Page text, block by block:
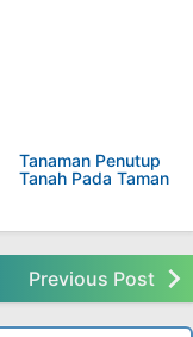
Tanaman Penutup
Tanah Pada Taman
Previous Post